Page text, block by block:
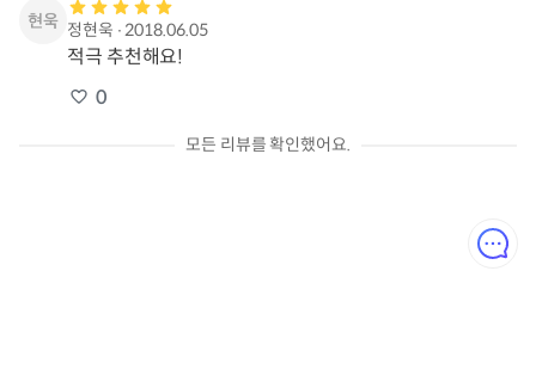
정현욱 ∙2018.06.05
적극 추천해요!
0
모든 리뷰를 확인했어요.